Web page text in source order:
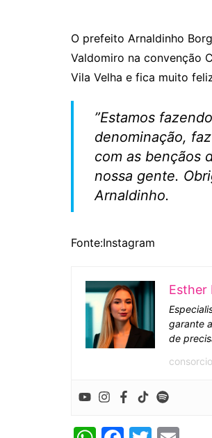
at
s
A
p
c
e
b
o
k
itt
er
ai
l
O prefeito Arnaldinho
Valdomiro na convenção
Vila Velha e fica muito
”Estamos
denominação,
com as bençãos
nossa gente.
Arnaldinho.
Fonte:Instagram
Esther
garante
de